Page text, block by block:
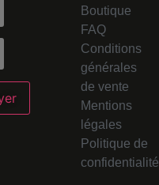
Boutique
FAQ
Conditions
générales
de vente
Mentions
légales
Politique de
confidentialité